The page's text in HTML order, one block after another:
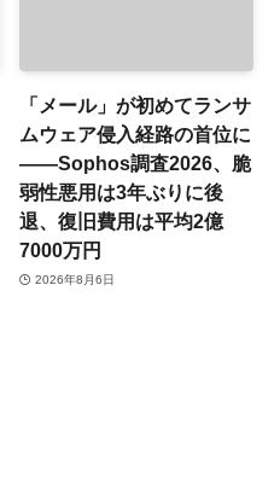
「メール」が初めてランサ
ムウェア侵入経路の首位に
——Sophos調査2026、脆
弱性悪用は3年ぶりに後
退、復旧費用は平均2億
7000万円
2026年8月6日